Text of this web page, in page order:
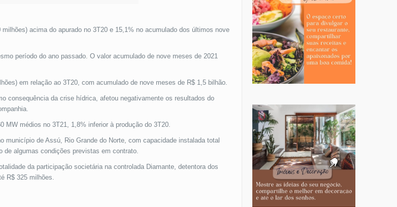
acima do apurado no 3T20 e 15,1% no acumulado dos últimos nove
período do ano passado. O valor acumulado de nove meses de 2021
em relação ao 3T20, com acumulado de nove meses de R$ 1,5 bilhão.
consequência da crise hídrica, afetou negativamente os resultados do
MW médios no 3T21, 1,8% inferior à produção do 3T20.
de Assú, Rio Grande do Norte, com capacidade instalada total
de algumas condições previstas em contrato.
da participação societária na controlada Diamante, detentora dos
R$ 325 milhões.